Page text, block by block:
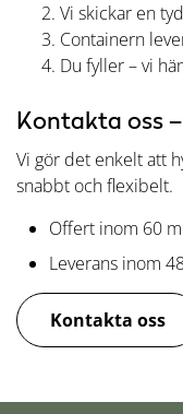
Vi skickar en
Containern
Du fyller – vi
Kontakta oss
Vi gör det enkelt att
snabbt och flexibelt.
Offert inom 60
Leverans inom
Kontakta oss